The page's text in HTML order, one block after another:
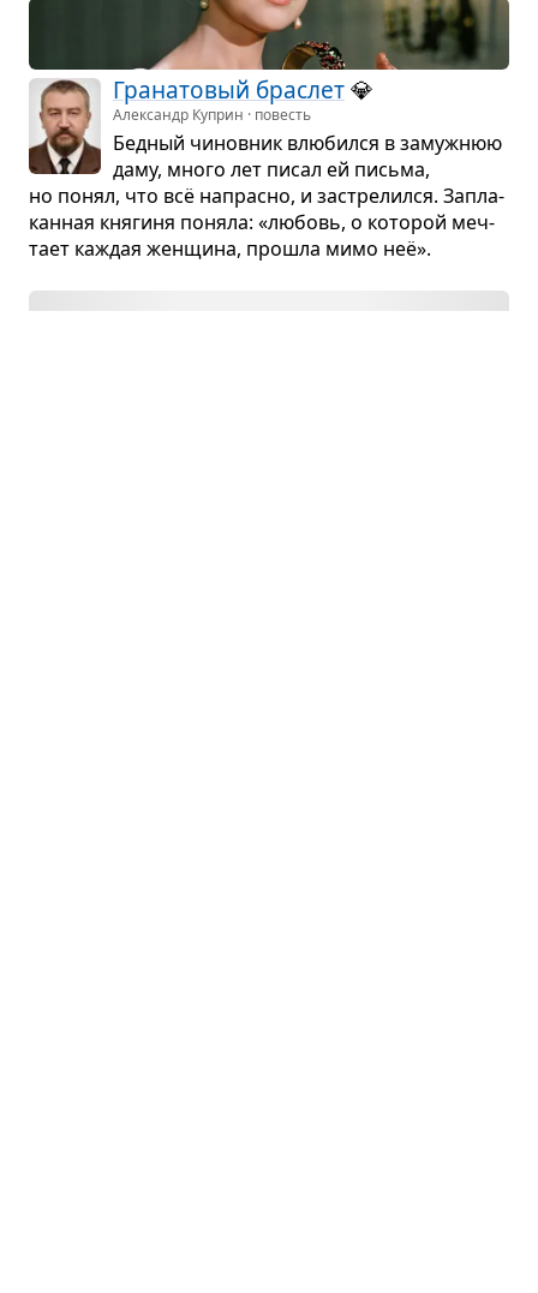
Гра­на­то­вый брас­лет💎
Александр Куприн · повесть
Бед­ный чинов­ник влю­бился в замуж­нюю
даму, много лет писал ей письма,
но понял, что всё напрасно, и застре­лился. Запла­
кан­ная кня­гиня поняла: «любовь, о кото­рой меч­
тает каж­дая жен­щина, про­шла мимо неё».